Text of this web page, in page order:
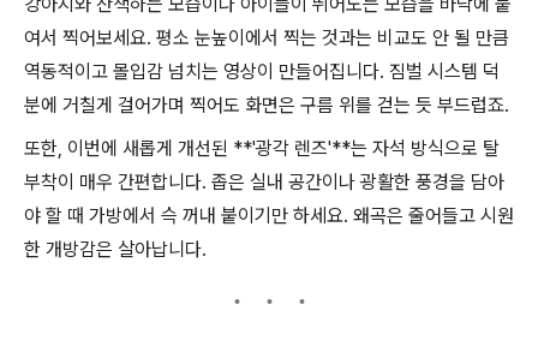
여서 찍어보세요. 평소 눈높이에서 찍는 것과는 비교도 안 될 만큼
역동적이고 몰입감 넘치는 영상이 만들어집니다. 짐벌 시스템 덕
분에 거칠게 걸어가며 찍어도 화면은 구름 위를 걷는 듯 부드럽죠.
또한, 이번에 새롭게 개선된 **'광각 렌즈'**는 자석 방식으로 탈
부착이 매우 간편합니다. 좁은 실내 공간이나 광활한 풍경을 담아
야 할 때 가방에서 슥 꺼내 붙이기만 하세요. 왜곡은 줄어들고 시원
한 개방감은 살아납니다.